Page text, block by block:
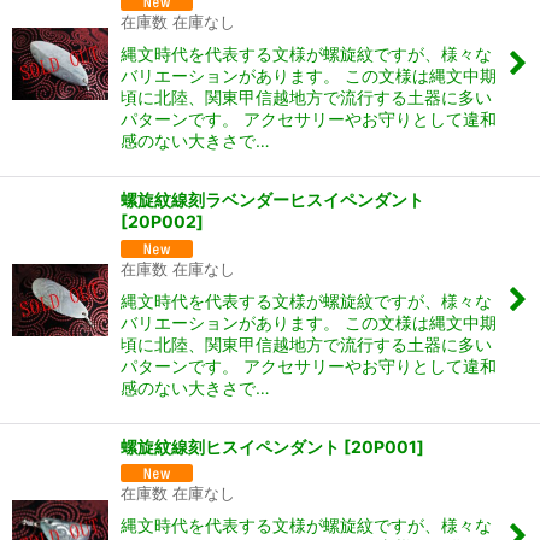
在庫数 在庫なし
縄文時代を代表する文様が螺旋紋ですが、様々な
バリエーションがあります。 この文様は縄文中期
頃に北陸、関東甲信越地方で流行する土器に多い
パターンです。 アクセサリーやお守りとして違和
感のない大きさで…
螺旋紋線刻ラベンダーヒスイペンダント
[20P002]
在庫数 在庫なし
縄文時代を代表する文様が螺旋紋ですが、様々な
バリエーションがあります。 この文様は縄文中期
頃に北陸、関東甲信越地方で流行する土器に多い
パターンです。 アクセサリーやお守りとして違和
感のない大きさで…
螺旋紋線刻ヒスイペンダント [20P001]
在庫数 在庫なし
縄文時代を代表する文様が螺旋紋ですが、様々な